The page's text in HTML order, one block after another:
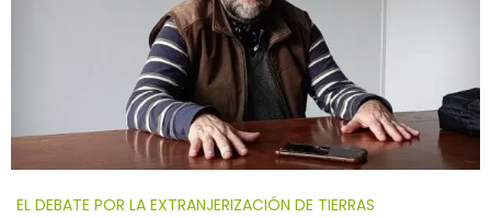
EL DEBATE POR LA EXTRANJERIZACIÓN DE TIERRAS